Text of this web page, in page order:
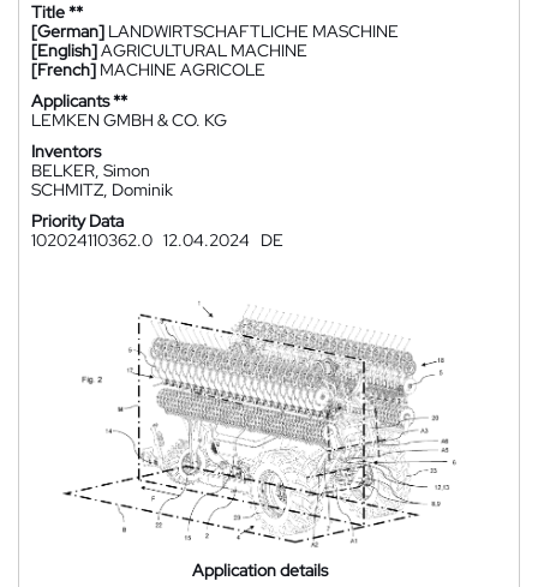
Title **
[German] LANDWIRTSCHAFTLICHE MASCHINE
[English]AGRICULTURAL MACHINE
[French] MACHINE AGRICOLE
Applicants **
LEMKEN GMBH & CO. KG
Inventors
BELKER, Simon
SCHMITZ, Dominik
Priority Data
102024110362.0 12.04.2024 DE
Application details